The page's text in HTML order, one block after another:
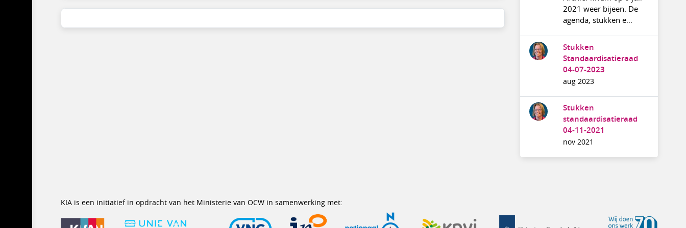
2021 weer bijeen. De
agenda, stukken e...
Stukken
Standaardisatieraad
04-07-2023
aug 2023
Stukken
standaardisatieraad
04-11-2021
nov 2021
KIA is een initiatief in opdracht van het Ministerie van OCW in samenwerking met: